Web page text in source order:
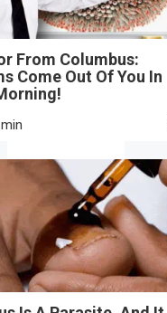
From Columbus:
Come Out Of You In